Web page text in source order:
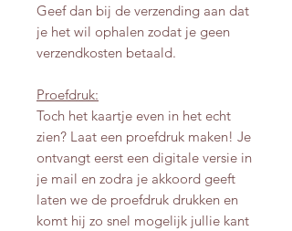
Geef dan bij de verzending aan dat
je het wil ophalen zodat je geen
verzendkosten betaald.
Proefdruk:
Toch het kaartje even in het echt
zien? Laat een proefdruk maken! Je
ontvangt eerst een digitale versie in
je mail en zodra je akkoord geeft
laten we de proefdruk drukken en
komt hij zo snel mogelijk jullie kant